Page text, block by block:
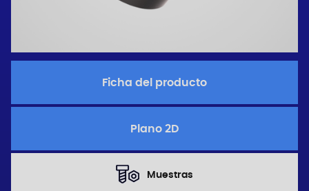
Ficha del producto
Plano 2D
Muestras